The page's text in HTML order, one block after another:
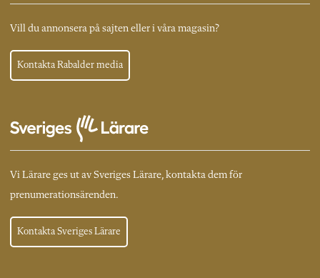
Vill du annonsera på sajten eller i våra magasin?
Kontakta Rabalder media
Vi Lärare ges ut av Sveriges Lärare, kontakta dem för
prenumerationsärenden.
Kontakta Sveriges Lärare